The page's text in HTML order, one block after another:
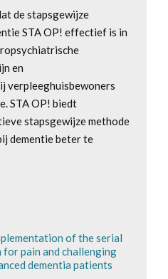
de stapsgewijze
STA OP! effectief is in
en
verpleeghuisbewoners
STA OP! biedt
stapsgewijze methode
dementie beter te
of the serial
pain and challenging
dementia patients